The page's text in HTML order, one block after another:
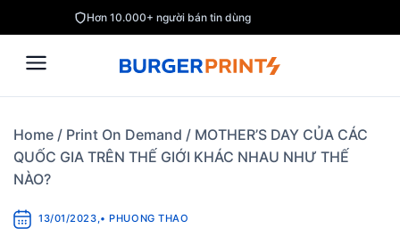
to
content
Hơn 10.000+ người bán tin dùng
Home / Print On Demand / MOTHER’S DAY CỦA CÁC
QUỐC GIA TRÊN THẾ GIỚI KHÁC NHAU NHƯ THẾ
NÀO?
13/01/2023,• PHUONG THAO